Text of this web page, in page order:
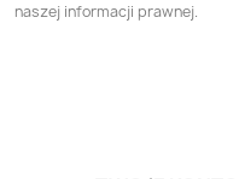
naszej informacji prawnej.